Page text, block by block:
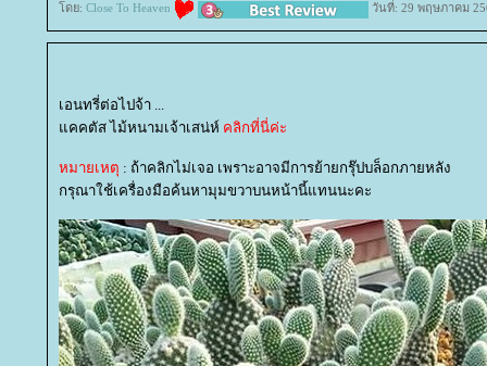
ดย: Close To Heaven วันที่: 29 พฤษภาคม
เอนทรี่ต่อไปจ้า ...
คคตัส ไม้หนามเจ้าเสน่ห์ คลิกที่นี่ค่ะ
หมายเหตุ : ถ้าคลิกไม่เจอ เพราะอาจมีการย้ายกรุ๊ปบล็อกภายหลัง
กรุณาใช้เครื่องมือค้นหามุมขวาบนหน้านี้แทนนะคะ